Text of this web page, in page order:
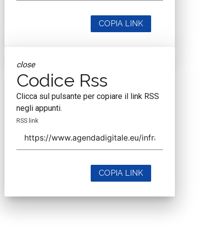
COPIA LINK
close
Codice Rss
Clicca sul pulsante per copiare il link RSS
negli appunti.
RSS link
COPIA LINK